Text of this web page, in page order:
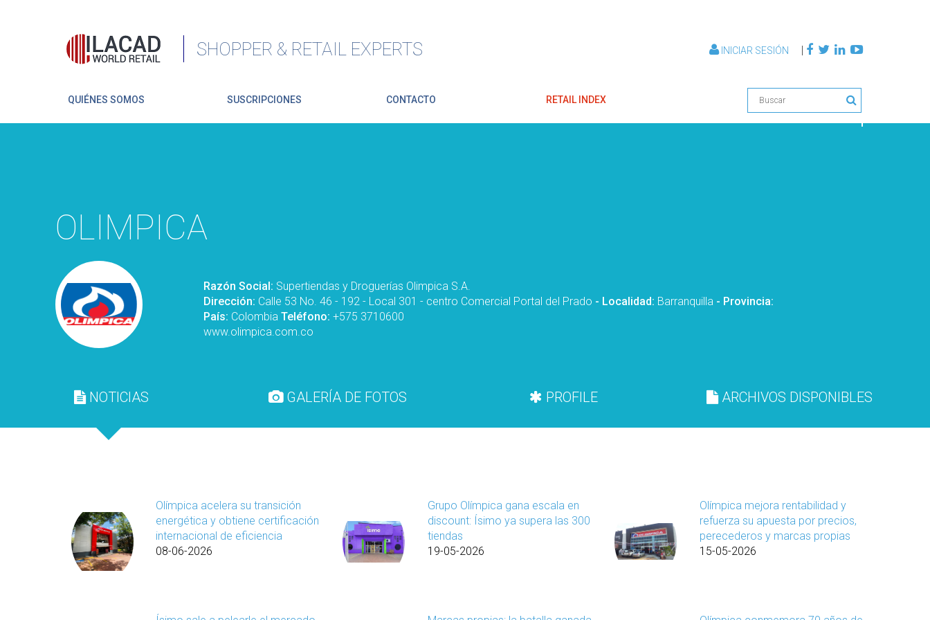
SHOPPER & RETAIL EXPERTS INICIAR SESIÓN |
QUIÉNES SOMOS SUSCRIPCIONES CONTACTO RETAIL INDEX
OLIMPICA
Razón Social: Supertiendas y Droguerías Olimpica S.A.
Dirección: Calle 53 No. 46 - 192 - Local 301 - centro Comercial Portal del Prado - Localidad: Barranquilla - Provincia:
País: Colombia Teléfono: +575 3710600
www.olimpica.com.co
NOTICIAS GALERÍA DE FOTOS PROFILE ARCHIVOS DISPONIBLES
Olímpica acelera su transición
energética y obtiene certificación
internacional de eficiencia
08-06-2026
Grupo Olímpica gana escala en
discount: Ísimo ya supera las 300
tiendas
19-05-2026
Olímpica mejora rentabilidad y
refuerza su apuesta por precios,
perecederos y marcas propias
15-05-2026